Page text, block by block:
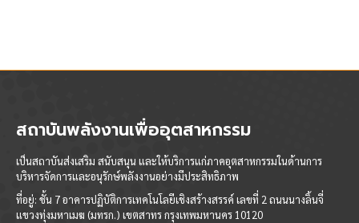
สถาบันพลังงานเพื่ออุตสาหกรรม
เป็นสถาบันส่งเสริม สนับสนุน และให้บริการแก่ภาคอุตสาหกรรมในด้านการ
บริหารจัดการและอนุรักษ์พลังงานอย่างมีประสิทธิภาพ
ที่อยู่: ชั้น 7 อาคารปฏิบัติการเทคโนโลยีเชิงสร้างสรรค์ เลขที่ 2 ถนนนางลิ้นจี่
แขวงทุ่งมหาเมฆ (มทรก.) เขตสาทร กรุงเทพมหานคร 10120